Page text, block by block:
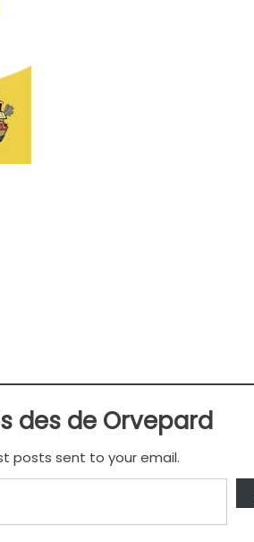
des de Orvepard
posts sent to your email.